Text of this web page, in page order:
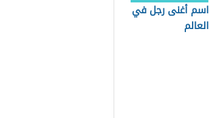
اسم أغنى رجل في
العالم